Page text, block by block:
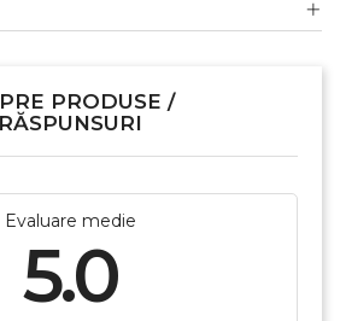
PRODUSE /
Evaluare medie
5.0
de dorinte